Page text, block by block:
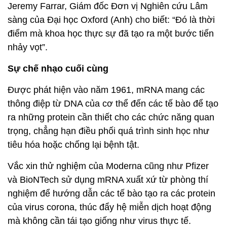
Jeremy Farrar, Giám đốc Đơn vị Nghiên cứu Lâm
sàng của Đại học Oxford (Anh) cho biết: “Đó là thời
điểm mà khoa học thực sự đã tạo ra một bước tiến
nhảy vọt”.
Sự chế nhạo cuối cùng
Được phát hiện vào năm 1961, mRNA mang các
thông điệp từ DNA của cơ thể đến các tế bào để tạo
ra những protein cần thiết cho các chức năng quan
trọng, chẳng hạn điều phối quá trình sinh học như
tiêu hóa hoặc chống lại bệnh tật.
Vắc xin thử nghiệm của Moderna cũng như Pfizer
và BioNTech sử dụng mRNA xuất xứ từ phòng thí
nghiệm để hướng dẫn các tế bào tạo ra các protein
của virus corona, thúc đẩy hệ miễn dịch hoạt động
mà không cần tái tạo giống như virus thực tế.